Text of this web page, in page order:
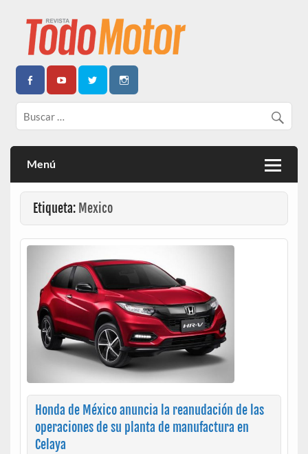
Todo Motor | Centroamérica
Menú
Etiqueta: Mexico
Honda de México anuncia la reanudación de las
operaciones de su planta de manufactura en
Celaya